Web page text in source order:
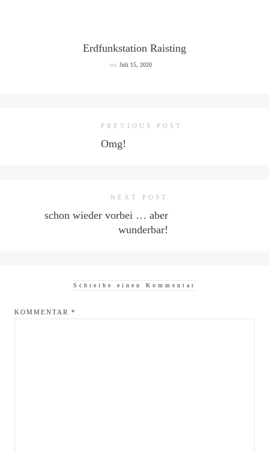
Erdfunkstation Raisting
on Juli 15, 2020
PREVIOUS POST
Omg!
NEXT POST
schon wieder vorbei … aber
wunderbar!
Schreibe einen Kommentar
KOMMENTAR *